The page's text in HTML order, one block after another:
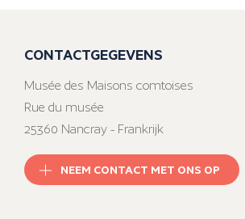
CONTACTGEGEVENS
Musée des Maisons comtoises
Rue du musée
25360 Nancray - Frankrijk
NEEM CONTACT MET ONS OP